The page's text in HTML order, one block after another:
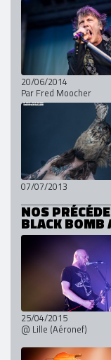
20/06/2014
Par Fred Moocher
07/07/2013
NOS
BLACK BOMB
25/04/2015
@ Lille (Aéronef)